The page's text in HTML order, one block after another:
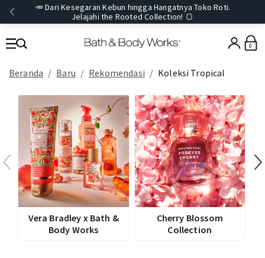
🥕 Dari Kesegaran Kebun hingga Hangatnya Toko Roti.
Jelajahi the Rooted Collection! 🍞
0
Beranda Baru Rekomendasi Koleksi Tropical
Vera Bradley x Bath &
Body Works
Cherry Blossom
Collection